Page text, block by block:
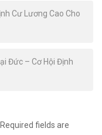
Cư Lương Cao Cho
Đức – Cơ Hội Định
Required fields are